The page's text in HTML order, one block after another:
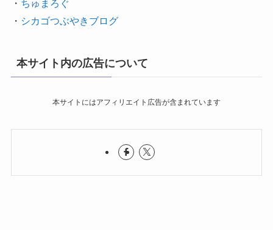
・ ちゅまろぐ
・ シカゴつぶやきブログ
本サイト内の広告について
本サイトにはアフィリエイト広告が含まれています